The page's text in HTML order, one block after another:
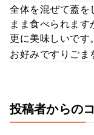
全体を混ぜて蓋を
まま食べられま
更に美味しいです。
お好みですりごま
投稿者からの